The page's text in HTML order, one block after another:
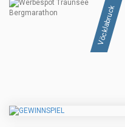
Vöcklabruck